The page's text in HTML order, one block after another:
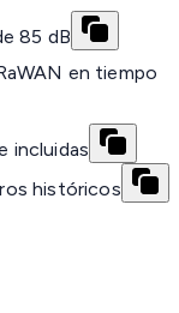
85 dB
en tiempo
incluidas
históricos